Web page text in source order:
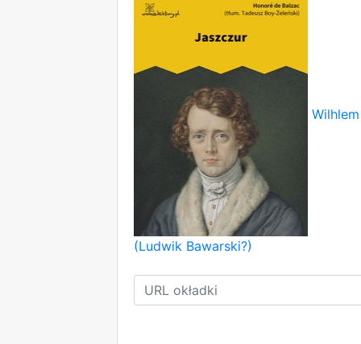
(Ludwik Bawarski?)